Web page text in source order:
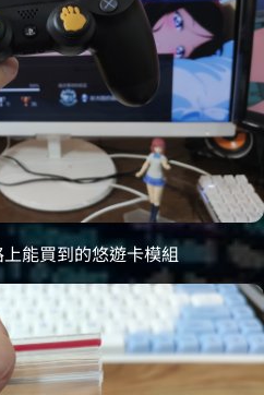
能買到的悠遊卡模組